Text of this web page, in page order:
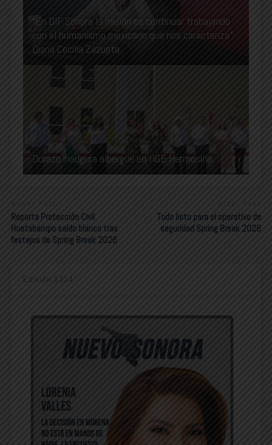
“En DIF Sonora la misión es continuar trabajando
con el humanismo mexicano que nos caracteriza”:
Diana Cecilia Zazueta
Durazo inaugura albergue en HGE Hermosillo
Newer Post
Reporta Protección Civil
Huatabampo saldo blanco tras
festejos de Spring Break 2026
Older Post
Todo listo para el operativo de
seguridad Spring Break 2026
Edición 1314